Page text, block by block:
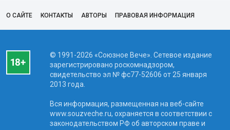
О САЙТЕ КОНТАКТЫ АВТОРЫ ПРАВОВАЯ ИНФОРМАЦИЯ
© 1991-2026 «Союзное Вече». Сетевое издание
зарегистрировано роскомнадзором,
свидетельство эл № фc77-52606 от 25 января
2013 года.
Вся информация, размещенная на веб-сайте
www.souzveche.ru, охраняется в соответствии с
законодательством РФ об авторском праве и